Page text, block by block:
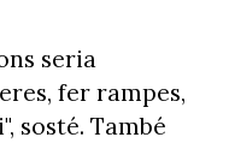
seria
fer rampes,
sosté. També